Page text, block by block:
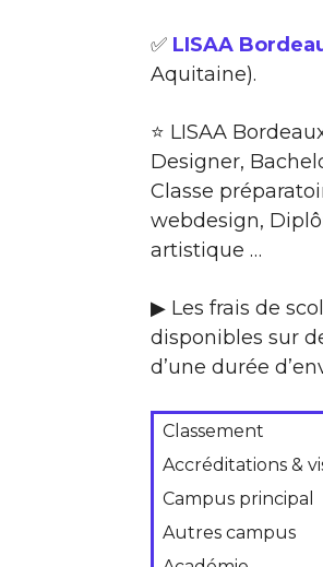
✅ LISAA
Aquitaine).
⭐ LISAA
Designer,
Classe
webdesign,
artistique …
▶ Les frais de
disponibles sur
d’une durée
Classement
Accréditations &
Campus principal
Autres campus